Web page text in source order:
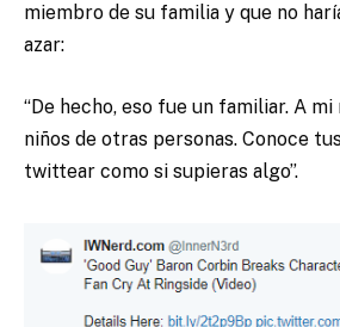
miembro de su familia y que no
azar:
“De hecho, eso fue un familiar. A
niños de otras personas. Conoce
twittear como si supieras algo”.